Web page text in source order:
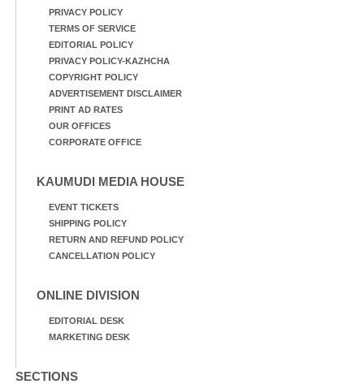
PRIVACY POLICY
TERMS OF SERVICE
EDITORIAL POLICY
PRIVACY POLICY-KAZHCHA
COPYRIGHT POLICY
ADVERTISEMENT DISCLAIMER
PRINT AD RATES
OUR OFFICES
CORPORATE OFFICE
KAUMUDI MEDIA HOUSE
EVENT TICKETS
SHIPPING POLICY
RETURN AND REFUND POLICY
CANCELLATION POLICY
ONLINE DIVISION
EDITORIAL DESK
MARKETING DESK
SECTIONS